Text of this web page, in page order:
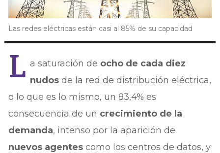
Las redes eléctricas están casi al 85% de su capacidad
L a saturación de ocho de cada diez
nudos de la red de distribución eléctrica,
o lo que es lo mismo, un 83,4% es
consecuencia de un crecimiento de la
demanda, intenso por la aparición de
nuevos agentescomo los centros de datos, y